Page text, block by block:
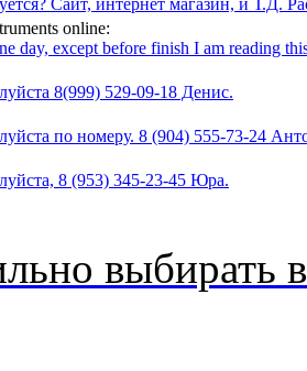
online:
day, except before finish I am reading
8(999) 529-09-18 Денис.
по номеру. 8 (904) 555-73-24
8 (953) 345-23-45 Юра.
выбирать